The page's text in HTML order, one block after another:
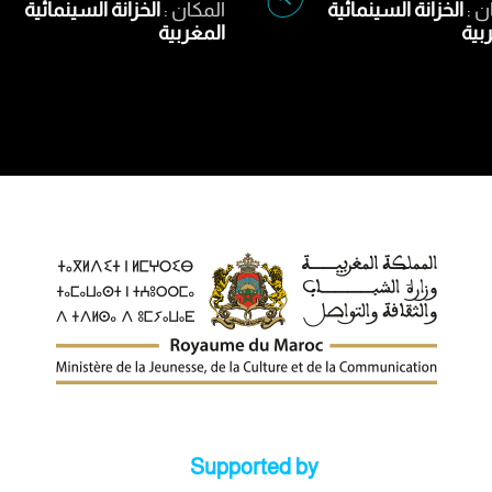
المكان : الخزانة السينمائية
المغربية
: الخزانة السينمائية
Supported by